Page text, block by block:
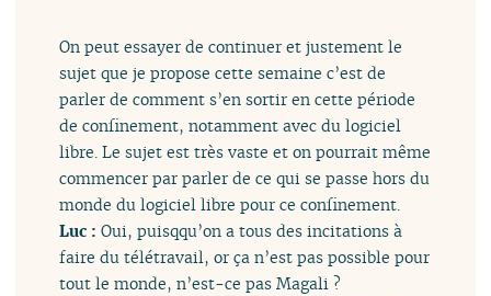
On peut essayer de continuer et justement le
sujet que je propose cette semaine c’est de
parler de comment s’en sortir en cette période
de confinement, notamment avec du logiciel
libre. Le sujet est très vaste et on pourrait même
commencer par parler de ce qui se passe hors du
monde du logiciel libre pour ce confinement.
Luc :Oui, puisqqu’on a tous des incitations à
faire du télétravail, or ça n’est pas possible pour
tout le monde, n’est-ce pas Magali ?